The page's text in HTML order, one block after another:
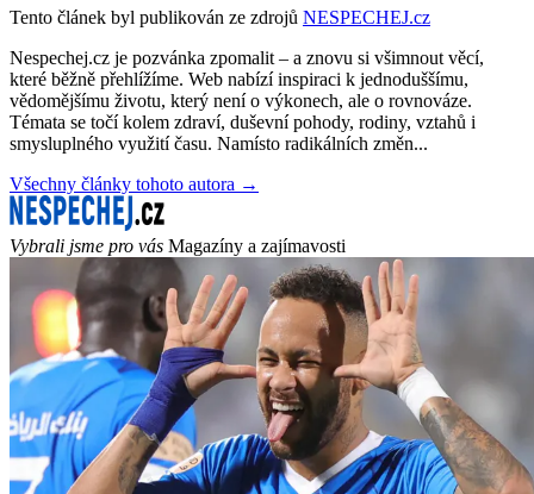
Tento článek byl publikován ze zdrojů NESPECHEJ.cz
Nespechej.cz je pozvánka zpomalit – a znovu si všimnout věcí,
které běžně přehlížíme. Web nabízí inspiraci k jednoduššímu,
vědomějšímu životu, který není o výkonech, ale o rovnováze.
Témata se točí kolem zdraví, duševní pohody, rodiny, vztahů i
smysluplného využití času. Namísto radikálních změn...
Všechny články tohoto autora →
Vybrali jsme pro vás Magazíny a zajímavosti